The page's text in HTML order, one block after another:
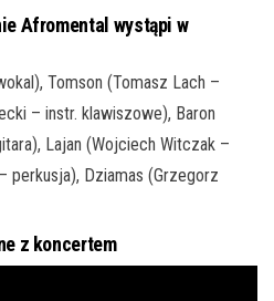
Afromental wystąpi w
Tomson (Tomasz Lach –
– instr. klawiszowe), Baron
Lajan (Wojciech Witczak –
perkusja), Dziamas (Grzegorz
z koncertem